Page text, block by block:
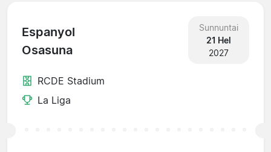
Espanyol
Osasuna
Sunnuntai
21 Hel
2027
RCDE Stadium
La Liga